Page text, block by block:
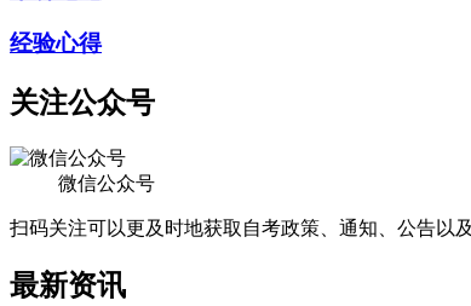
经验心得
关注公众号
微信公众号
扫码关注可以更及时地获取自考政策、通知、公告以
最新资讯